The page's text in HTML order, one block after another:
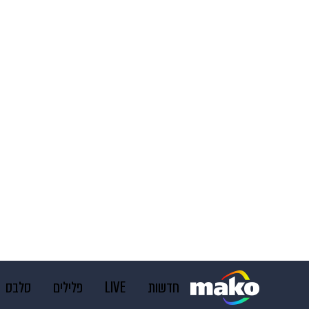
חדשות LIVE פלילים סלבס